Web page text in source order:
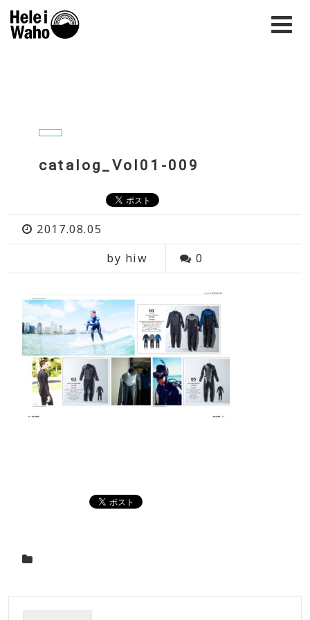
catalog_Vol01-009
2017.08.05
by hiw
0